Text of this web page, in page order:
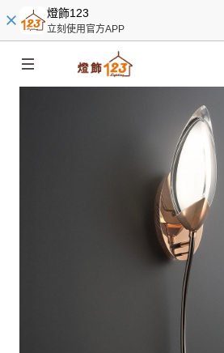
燈飾123
立刻使用官方APP